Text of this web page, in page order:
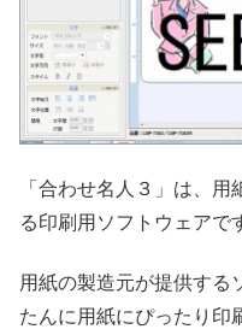
「合わせ名人３」は、
る印刷用ソフトウェアで
用紙の製造元が提供する
たんに用紙にぴったり印